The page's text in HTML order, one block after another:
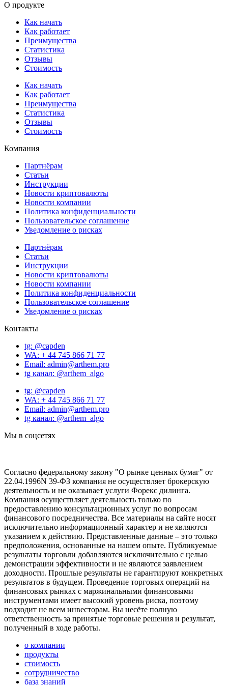
О продукте
Как начать
Как работает
Преимущества
Статистика
Отзывы
Стоимость
Как начать
Как работает
Преимущества
Статистика
Отзывы
Стоимость
Компания
Партнёрам
Статьи
Инструкции
Новости криптовалюты
Новости компании
Политика конфиденциальности
Пользовательское соглашение
Уведомление о рисках
Партнёрам
Статьи
Инструкции
Новости криптовалюты
Новости компании
Политика конфиденциальности
Пользовательское соглашение
Уведомление о рисках
Контакты
tg: @capden
WA: + 44 745 866 71 77
Email: admin@arthem.pro
tg канал: @arthem_algo
tg: @capden
WA: + 44 745 866 71 77
Email: admin@arthem.pro
tg канал: @arthem_algo
Мы в соцсетях
Согласно федеральному закону "О рынке ценных бумаг" от
22.04.1996N 39-ФЗ компания не осуществляет брокерскую
деятельность и не оказывает услуги Форекс дилинга.
Компания осуществляет деятельность только по
предоставлению консультационных услуг по вопросам
финансового посредничества. Все материалы на сайте носят
исключительно информационный характер и не являются
указанием к действию. Представленные данные – это только
предположения, основанные на нашем опыте. Публикуемые
результаты торговли добавляются исключительно с целью
демонстрации эффективности и не являются заявлением
доходности. Прошлые результаты не гарантируют конкретных
результатов в будущем. Проведение торговых операций на
финансовых рынках с маржинальными финансовыми
инструментами имеет высокий уровень риска, поэтому
подходит не всем инвесторам. Вы несёте полную
ответственность за принятые торговые решения и результат,
полученный в ходе работы.
о компании
продукты
стоимость
сотрудничество
база знаний